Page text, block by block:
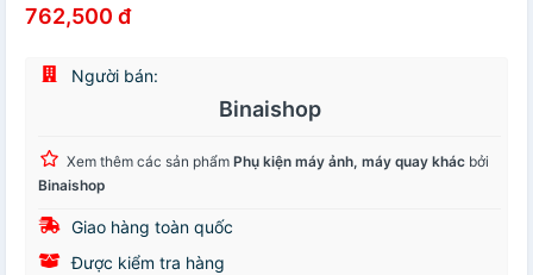
762,500 đ
Người bán:
Binaishop
Xem thêm các sản phẩm Phụ kiện máy ảnh, máy quay khác bởi
Binaishop
Giao hàng toàn quốc
Được kiểm tra hàng